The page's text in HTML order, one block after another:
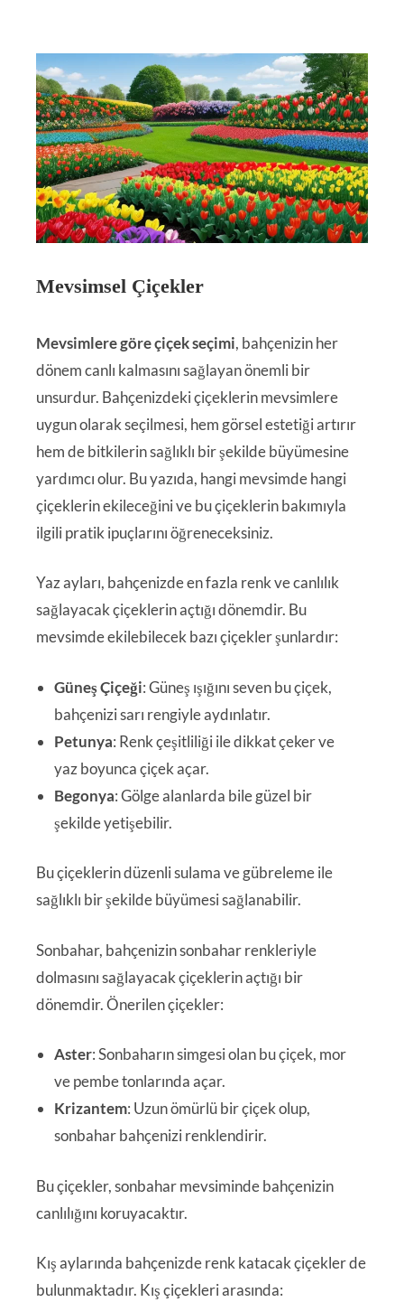
Mevsimsel Çiçekler
Mevsimlere göre çiçek seçimi, bahçenizin her
dönem canlı kalmasını sağlayan önemli bir
unsurdur. Bahçenizdeki çiçeklerin mevsimlere
uygun olarak seçilmesi, hem görsel estetiği artırır
hem de bitkilerin sağlıklı bir şekilde büyümesine
yardımcı olur. Bu yazıda, hangi mevsimde hangi
çiçeklerin ekileceğini ve bu çiçeklerin bakımıyla
ilgili pratik ipuçlarını öğreneceksiniz.
Yaz ayları, bahçenizde en fazla renk ve canlılık
sağlayacak çiçeklerin açtığı dönemdir. Bu
mevsimde ekilebilecek bazı çiçekler şunlardır:
Güneş Çiçeği: Güneş ışığını seven bu çiçek,
bahçenizi sarı rengiyle aydınlatır.
Petunya: Renk çeşitliliği ile dikkat çeker ve
yaz boyunca çiçek açar.
Begonya: Gölge alanlarda bile güzel bir
şekilde yetişebilir.
Bu çiçeklerin düzenli sulama ve gübreleme ile
sağlıklı bir şekilde büyümesi sağlanabilir.
Sonbahar, bahçenizin sonbahar renkleriyle
dolmasını sağlayacak çiçeklerin açtığı bir
dönemdir. Önerilen çiçekler:
Aster: Sonbaharın simgesi olan bu çiçek, mor
ve pembe tonlarında açar.
Krizantem: Uzun ömürlü bir çiçek olup,
sonbahar bahçenizi renklendirir.
Bu çiçekler, sonbahar mevsiminde bahçenizin
canlılığını koruyacaktır.
Kış aylarında bahçenizde renk katacak çiçekler de
bulunmaktadır. Kış çiçekleri arasında: